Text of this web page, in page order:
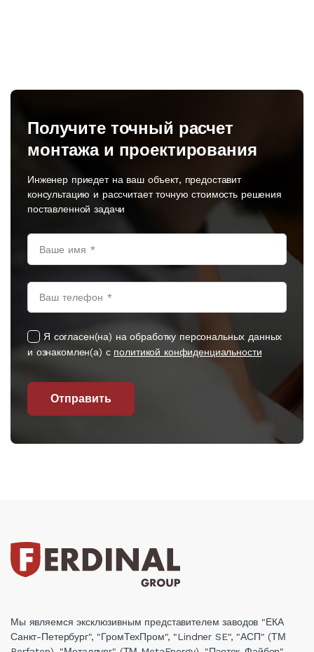
Получите точный расчет
монтажа и проектирования
Инженер приедет на ваш объект, предоставит
консультацию и рассчитает точную стоимость решения
поставленной задачи
Я согласен(на) на обработку персональных данных
и ознакомлен(а) с политикой конфиденциальности
Отправить
Мы являемся эксклюзивным представителем заводов "ЕКА
Санкт-Петербург", "ГромТехПром", "Lindner SE", "АСП" (ТМ